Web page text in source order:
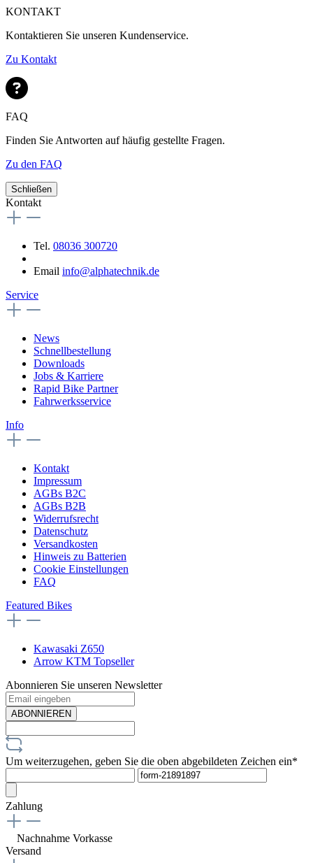
KONTAKT
Kontaktieren Sie unseren Kundenservice.
Zu Kontakt
FAQ
Finden Sie Antworten auf häufig gestellte Fragen.
Zu den FAQ
Schließen
Kontakt
Tel. 08036 300720
Email info@alphatechnik.de
Service
News
Schnellbestellung
Downloads
Jobs & Karriere
Rapid Bike Partner
Fahrwerksservice
Info
Kontakt
Impressum
AGBs B2C
AGBs B2B
Widerrufsrecht
Datenschutz
Versandkosten
Hinweis zu Batterien
Cookie Einstellungen
FAQ
Featured Bikes
Kawasaki Z650
Arrow KTM Topseller
Abonnieren Sie unseren Newsletter
ABONNIEREN
Um weiterzugehen, geben Sie die oben abgebildeten Zeichen ein*
Zahlung
Nachnahme Vorkasse
Versand